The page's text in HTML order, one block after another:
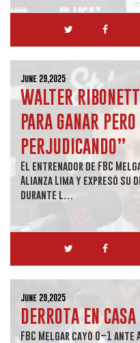
June 29,2025
WALTER
PARA GANAR
PERJUDICANDO”
El entrenador de FBC
Alianza Lima y expresó
durante l…
June 29,2025
DERROTA EN
FBC Melgar cayó 0–1 ante